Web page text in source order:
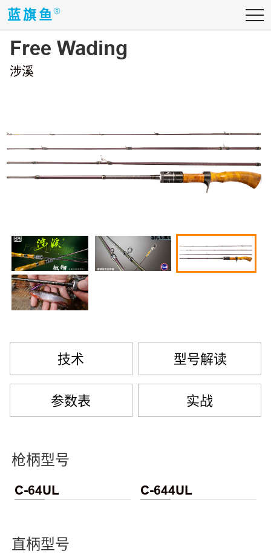
蓝旗鱼
蓝旗鱼
Free Wading
涉溪
技术 型号解读
参数表 实战
枪柄型号
C-64UL C-644UL
直柄型号